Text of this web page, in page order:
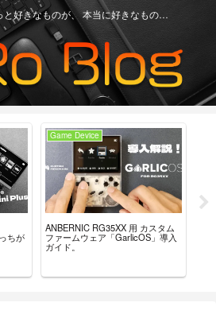
と好きなものが、 本当に好きなもの…
ちが
Game Device
ANBERNIC RG35XX 用 カスタム
ファームウェア「GarlicOS」導入
ガイド。